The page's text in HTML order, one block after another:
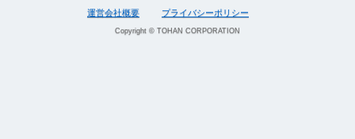
運営会社概要 プライバシーポリシー
Copyright © TOHAN CORPORATION